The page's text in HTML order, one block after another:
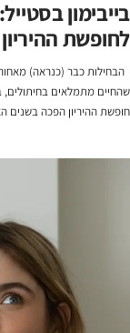
בייבימון
לחופשת
הבחילות כבר (כנראה)
שהחיים מתמלאים בחיתולים,
חופשת ההיריון הפכה בשנים